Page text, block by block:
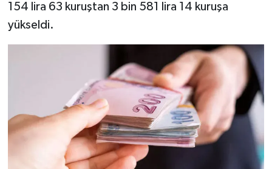
154 lira 63 kuruştan 3 bin 581 lira 14 kuruşa
yükseldi.